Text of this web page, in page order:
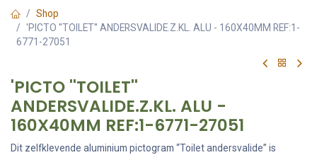
Shop
'PICTO ''TOILET'' ANDERSVALIDE.Z.KL. ALU - 160X40MM REF:1-
6771-27051
'PICTO ''TOILET''
ANDERSVALIDE.Z.KL. ALU -
160X40MM REF:1-6771-27051
Dit zelfklevende aluminium pictogram “Toilet andersvalide” is